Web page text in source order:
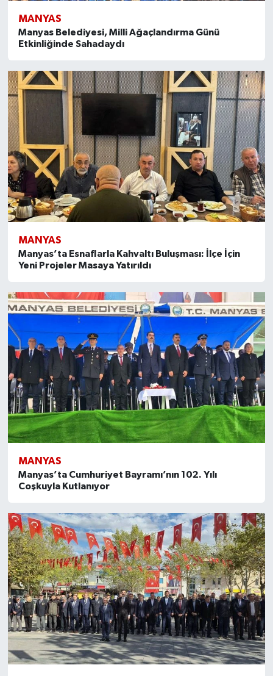
MANYAS
Manyas Belediyesi, Milli Ağaçlandırma Günü
Etkinliğinde Sahadaydı
MANYAS
Manyas’ta Esnaflarla Kahvaltı Buluşması: İlçe İçin
Yeni Projeler Masaya Yatırıldı
MANYAS
Manyas’ta Cumhuriyet Bayramı’nın 102. Yılı
Coşkuyla Kutlanıyor